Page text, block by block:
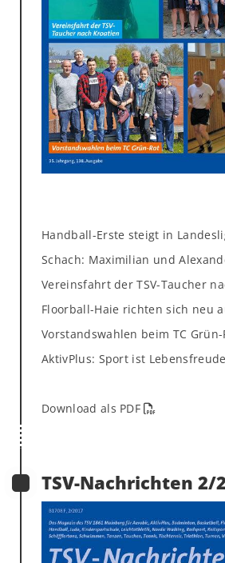
Handball-Erste steigt in
Schach: Maximilian und
Vereinsfahrt der TSV-Taucher
Floorball-Haie richten sich neu
Vorstandswahlen beim TC Grün-
AktivPlus: Sport ist
Download als PDF
TSV-Nachrichten 2/